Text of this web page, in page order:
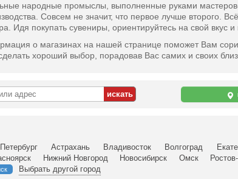
народные промыслы, выполненные руками
Совсем не значит, что первое лучше второго.
Идя покупать сувениры, ориентируйтесь на свой вкус и
о магазинах на нашей странице поможет Вам
хороший выбор, порадовав Вас самих и своих
Астрахань Владивосток Волгоград
Нижний Новгород Новосибирск Омск
Выбрать другой город